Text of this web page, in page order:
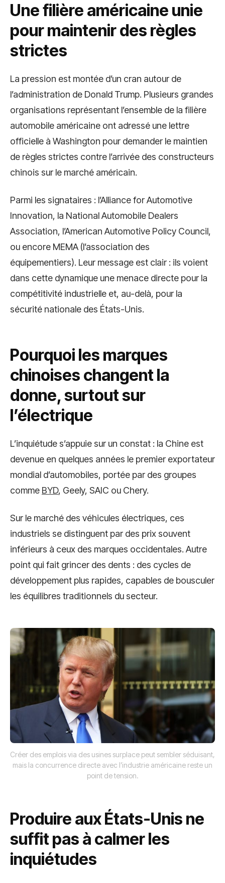
Une filière américaine unie
pour maintenir des règles
strictes
La pression est montée d’un cran autour de
l’administration de Donald Trump. Plusieurs grandes
organisations représentant l’ensemble de la filière
automobile américaine ont adressé une lettre
officielle à Washington pour demander le maintien
de règles strictes contre l’arrivée des constructeurs
chinois sur le marché américain.
Parmi les signataires : l’Alliance for Automotive
Innovation, la National Automobile Dealers
Association, l’American Automotive Policy Council,
ou encore MEMA (l’association des
équipementiers). Leur message est clair : ils voient
dans cette dynamique une menace directe pour la
compétitivité industrielle et, au-delà, pour la
sécurité nationale des États-Unis.
Pourquoi les marques
chinoises changent la
donne, surtout sur
l’électrique
L’inquiétude s’appuie sur un constat : la Chine est
devenue en quelques années le premier exportateur
mondial d’automobiles, portée par des groupes
comme BYD, Geely, SAIC ou Chery.
Sur le marché des véhicules électriques, ces
industriels se distinguent par des prix souvent
inférieurs à ceux des marques occidentales. Autre
point qui fait grincer des dents : des cycles de
développement plus rapides, capables de bousculer
les équilibres traditionnels du secteur.
Créer des emplois via des usines surplace peut sembler séduisant,
mais la concurrence directe avec l’industrie américaine reste un
point de tension.
Produire aux États-Unis ne
suffit pas à calmer les
inquiétudes